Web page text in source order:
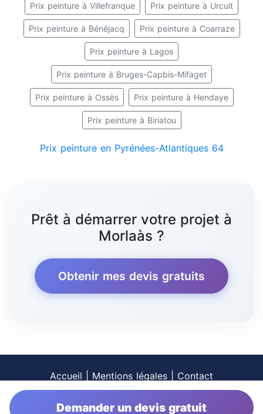
Prix peinture à Villefranque Prix peinture à Urcuit
Prix peinture à Bénéjacq Prix peinture à Coarraze
Prix peinture à Lagos
Prix peinture à Bruges-Capbis-Mifaget
Prix peinture à Ossès Prix peinture à Hendaye
Prix peinture à Biriatou
Prix peinture en Pyrénées-Atlantiques 64
Prêt à démarrer votre projet à
Morlaàs ?
Obtenir mes devis gratuits
Demander un devis gratuit
Accueil Mentions légales Contact